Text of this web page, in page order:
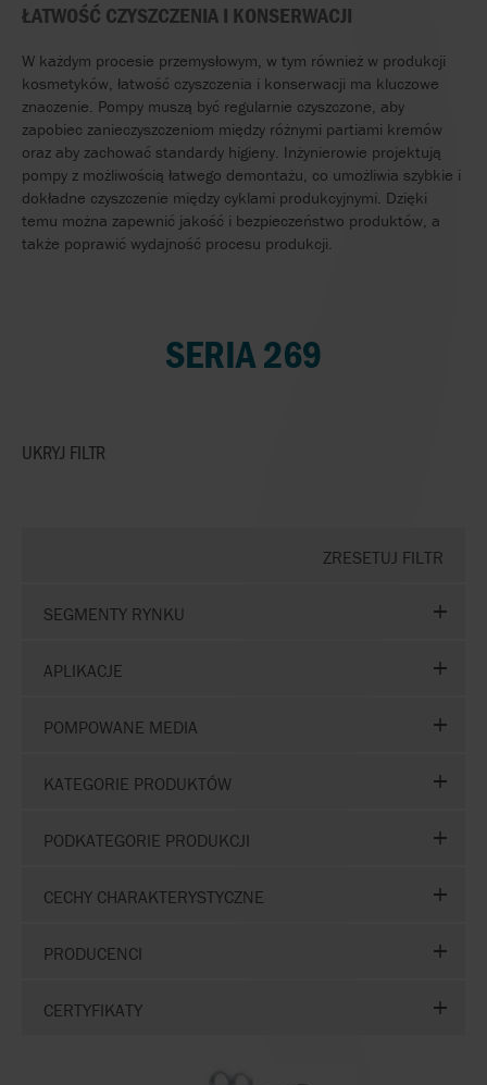
ŁATWOŚĆ CZYSZCZENIA I KONSERWACJI
W każdym procesie przemysłowym, w tym również w produkcji
kosmetyków, łatwość czyszczenia i konserwacji ma kluczowe
znaczenie. Pompy muszą być regularnie czyszczone, aby
zapobiec zanieczyszczeniom między różnymi partiami kremów
oraz aby zachować standardy higieny. Inżynierowie projektują
pompy z możliwością łatwego demontażu, co umożliwia szybkie i
dokładne czyszczenie między cyklami produkcyjnymi. Dzięki
temu można zapewnić jakość i bezpieczeństwo produktów, a
także poprawić wydajność procesu produkcji.
SERIA 269
UKRYJ FILTR
ZRESETUJ FILTR
SEGMENTY RYNKU
APLIKACJE
POMPOWANE MEDIA
KATEGORIE PRODUKTÓW
PODKATEGORIE PRODUKCJI
CECHY CHARAKTERYSTYCZNE
PRODUCENCI
CERTYFIKATY